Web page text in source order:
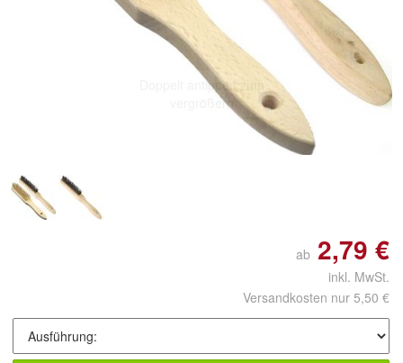
Doppelt antippen zum
vergrößern
ab 2,79 €
inkl. MwSt.
Versandkosten nur 5,50 €